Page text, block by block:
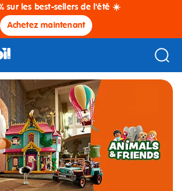
sur les best-sellers de l'été ☀️
Achetez maintenant